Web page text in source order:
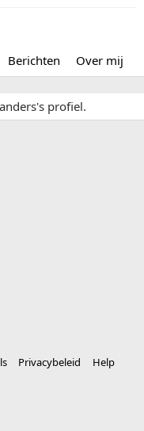
Berichten Over mij
profiel.
Privacybeleid
Help